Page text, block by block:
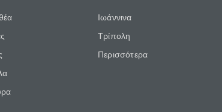
Ιωάννινα
Τρίπολη
Περισσότερα